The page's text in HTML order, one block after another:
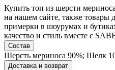
Купить топ из шерсти
на нашем сайте, также товары
примерки в шоурумах и
качество и стиль вместе с
Состав
Шерсть мериноса 90%; Шелк
Доставка и возврат